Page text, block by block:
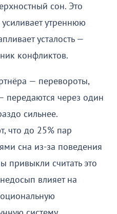
сон. Это
утреннюю
усталость —
конфликтов.
— перевороты,
передаются через один
сильнее.
что до 25% пар
сна из-за поведения
привыкли считать это
влияет на